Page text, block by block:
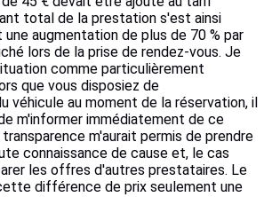
total de la prestation s'est ainsi
augmentation de plus de 70 % par
lors de la prise de rendez-vous. Je
comme particulièrement
que vous disposiez de
véhicule au moment de la réservation, il
m'informer immédiatement de ce
m'aurait permis de prendre
connaissance de cause et, le cas
les offres d'autres prestataires. Le
différence de prix seulement une